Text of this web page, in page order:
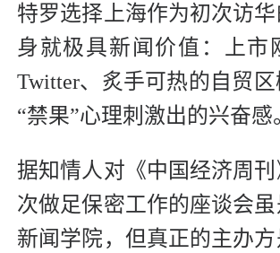
特罗选择上海作为初次访
身就极具新闻价值：上市
Twitter、炙手可热的自贸
“禁果”心理刺激出的兴奋感
据知情人对《中国经济周
次做足保密工作的座谈会
新闻学院，但真正的主办